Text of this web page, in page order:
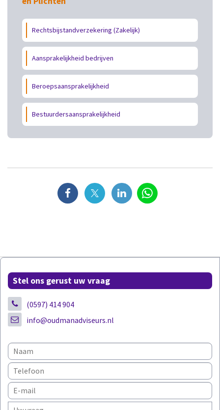
Rechtsbijstandverzekering (Zakelijk)
Aansprakelijkheid bedrijven
Beroepsaansprakelijkheid
Bestuurdersaansprakelijkheid
Stel ons gerust uw vraag
(0597) 414 904
info@oudmanadviseurs.nl